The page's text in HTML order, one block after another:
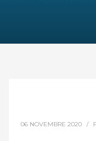
06 NOVEMBRE 2020 /